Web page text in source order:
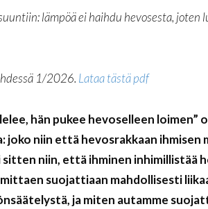
lämpöä ei haihdu hevosesta, joten
1/2026. Lataa tästä pdf
hän pukee hevoselleen loimen”
joko niin että hevosrakkaan ihmisen
niin, että ihminen inhimillistää
suojattiaan mahdollisesti
ja miten autamme